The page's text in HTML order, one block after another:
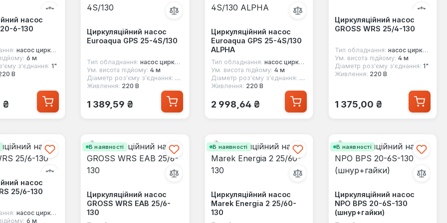
насос
6-130
насос циркуляційний
6 м
з'єднання: 1"
В
₴
Циркуляційний насос
Euroaqua GPS 25-4S/130
Тип обладнання: насос циркуляційний
Ум. висота підйому: 4 м
Діаметр роз'єму з'єднання: 1 1/2"
Живлення: 220 В
Звичайна ціна:
1 389,59 ₴
Циркуляційний насос
Euroaqua GPS 25-4S/130
ALPHA
Тип обладнання: насос циркуляційний
Ум. висота підйому: 4 м
Діаметр роз'єму з'єднання: 1 1/2"
Живлення: 220 В
Звичайна ціна:
2 998,64 ₴
Циркуляційний насос
GROSS WRS 25/4-130
Тип обладнання: насос циркуляційний
Ум. висота підйому: 4 м
Діаметр роз'єму з'єднання: 1"
Живлення: 220 В
Звичайна ціна:
1 375,00 ₴
насос
25/6-130
насос циркуляційний
6 м
В наявності
Циркуляційний насос
GROSS WRS EAB 25/6-
130
В наявності
Циркуляційний насос
Marek Energia 2 25/60-
130
В наявності
Циркуляційний насос
NPO BPS 20-6S-130
(шнур+гайки)